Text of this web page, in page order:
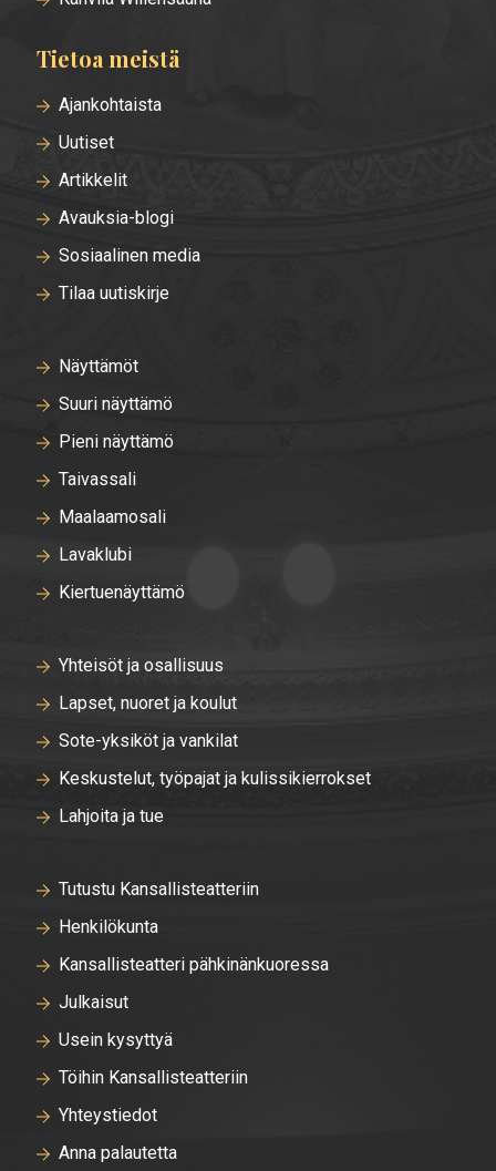
Tietoa meistä
Ajankohtaista
Uutiset
Artikkelit
Avauksia-blogi
Sosiaalinen media
Tilaa uutiskirje
Näyttämöt
Suuri näyttämö
Pieni näyttämö
Taivassali
Maalaamosali
Lavaklubi
Kiertuenäyttämö
Yhteisöt ja osallisuus
Lapset, nuoret ja koulut
Sote-yksiköt ja vankilat
Keskustelut, työpajat ja kulissikierrokset
Lahjoita ja tue
Tutustu Kansallisteatteriin
Henkilökunta
Kansallisteatteri pähkinänkuoressa
Julkaisut
Usein kysyttyä
Töihin Kansallisteatteriin
Yhteystiedot
Anna palautetta